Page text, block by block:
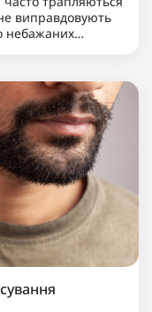
виправдовують
небажаних